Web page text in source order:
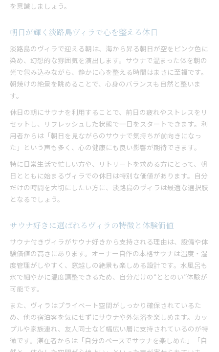
を意識しましょう。
朝日が輝く淡路島ヴィラで心を整える休日
淡路島のヴィラで迎える朝は、海から昇る朝日が空をピンク色に
染め、幻想的な雰囲気を演出します。サウナで温まった体を朝の
光で包み込みながら、静かに心を整える時間はまさに至福です。
朝焼けの絶景を眺めることで、心身のバランスも自然と整いま
す。
休日の朝にサウナを利用することで、前日の疲れやストレスをリ
セットし、リフレッシュした状態で一日をスタートできます。利
用者からは「朝日を見ながらのサウナで気持ちが前向きになっ
た」という声も多く、心の健康にも良い影響が期待できます。
特に日常生活で忙しい方や、リトリートを求める方にとって、朝
日とともに始まるヴィラでの休日は特別な価値があります。自分
だけの時間を大切にしたい方に、淡路島のヴィラは最適な選択肢
となるでしょう。
サウナ好きに選ばれるヴィラの特徴と体験価値
サウナ付きヴィラがサウナ好きから支持される理由は、設備や体
験価値の高さにあります。オーナー自作の本格サウナは温度・湿
度管理がしやすく、窓越しの絶景も楽しめる設計です。水風呂も
氷で細やかに温度調整できるため、自分だけの“ととのい”体験が
可能です。
また、ヴィラはプライベート空間がしっかり確保されているた
め、他の宿泊客を気にせずにサウナや外気浴を楽しめます。カッ
プルや家族連れ、友人同士など幅広い層に支持されているのが特
徴です。滞在者からは「自分のペースでサウナを楽しめた」「自